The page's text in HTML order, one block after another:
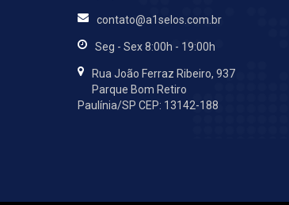
contato@a1selos.com.br
Seg - Sex 8:00h - 19:00h
Rua João Ferraz Ribeiro, 937
Parque Bom Retiro
Paulínia/SP CEP: 13142-188